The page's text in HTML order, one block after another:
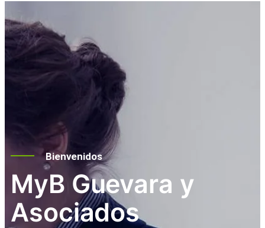
Bienvenidos
MyB Guevara y
Asociados